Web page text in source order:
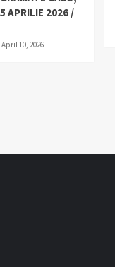
APRILIE 2026 /
April 10, 2026